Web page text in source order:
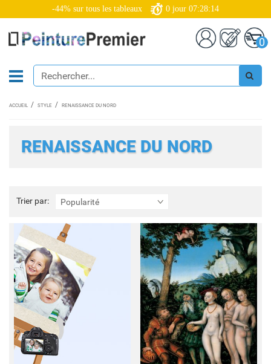
-44% sur tous les tableaux 0 jour 07:28:12
0
ACCUEIL STYLE RENAISSANCE DU NORD
RENAISSANCE DU NORD
Trier par: Popularité
Trier
par: